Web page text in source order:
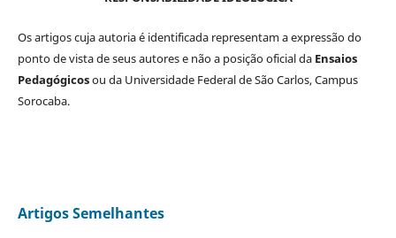
Os artigos cuja autoria é identificada representam a expressão do
ponto de vista de seus autores e não a posição oficial da Ensaios
Pedagógicosou da Universidade Federal de São Carlos, Campus
Sorocaba.
Artigos Semelhantes